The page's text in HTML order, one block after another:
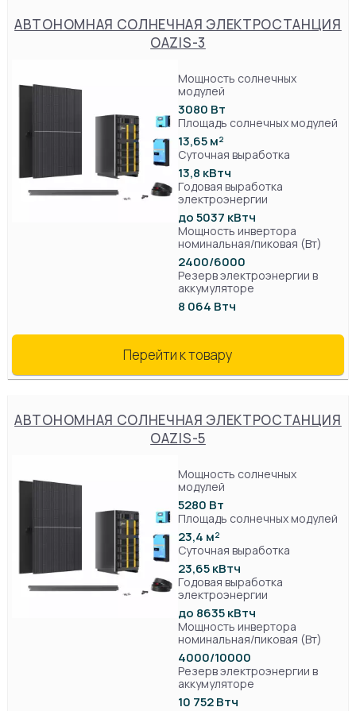
АВТОНОМНАЯ СОЛНЕЧНАЯ ЭЛЕКТРОСТАНЦИЯ
OAZIS-3
Мощность солнечных
модулей
3080 Вт
Площадь солнечных модулей
13,65 м²
Суточная выработка
13,8 кВтч
Годовая выработка
электроэнергии
до 5037 кВтч
Мощность инвертора
номинальная/пиковая (Вт)
2400/6000
Резерв электроэнергии в
аккумуляторе
8 064 Втч
Перейти к товару
АВТОНОМНАЯ СОЛНЕЧНАЯ ЭЛЕКТРОСТАНЦИЯ
OAZIS-5
Мощность солнечных
модулей
5280 Вт
Площадь солнечных модулей
23,4 м²
Суточная выработка
23,65 кВтч
Годовая выработка
электроэнергии
до 8635 кВтч
Мощность инвертора
номинальная/пиковая (Вт)
4000/10000
Резерв электроэнергии в
аккумуляторе
10 752 Втч